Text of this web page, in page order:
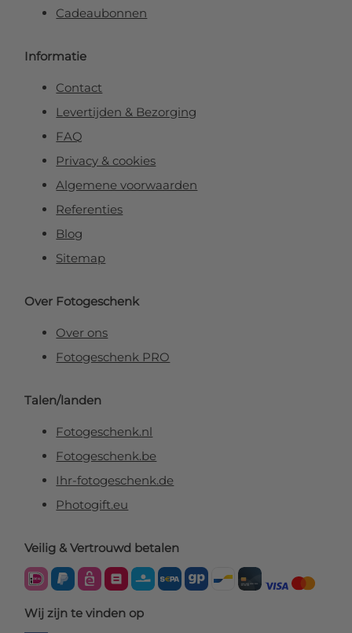
Cadeaubonnen
Informatie
Contact
Levertijden & Bezorging
FAQ
Privacy & cookies
Algemene voorwaarden
Referenties
Blog
Sitemap
Over Fotogeschenk
Over ons
Fotogeschenk PRO
Talen/landen
Fotogeschenk.nl
Fotogeschenk.be
Ihr-fotogeschenk.de
Photogift.eu
Veilig & Vertrouwd betalen
Wij zijn te vinden op